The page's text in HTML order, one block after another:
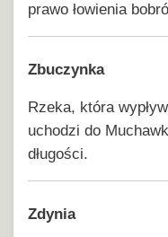
prawo łowienia
Zbuczynka
Rzeka, która
uchodzi do
długości.
Zdynia